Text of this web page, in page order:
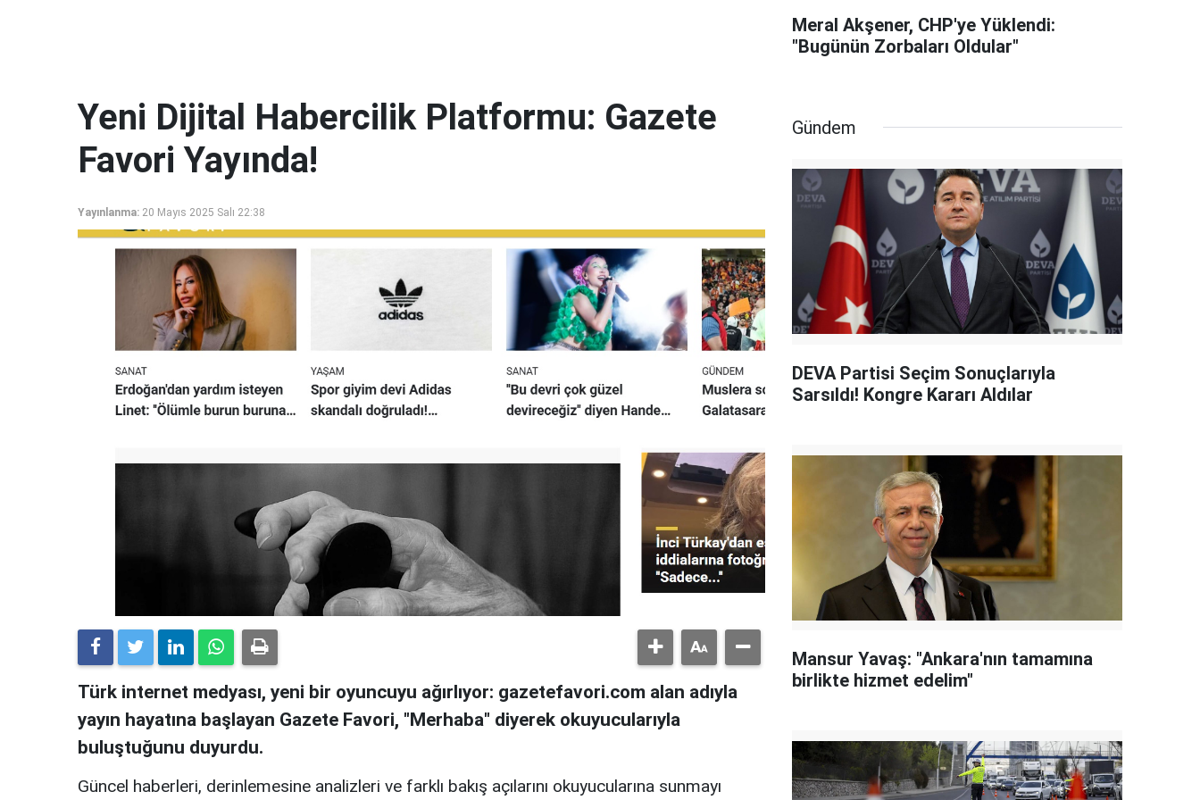
Meral Akşener, CHP'ye Yüklendi:
"Bugünün Zorbaları Oldular"
Yeni Dijital Habercilik Platformu: Gazete
Favori Yayında!
Yayınlanma: 20 Mayıs 2025 Salı 22:38
Türk internet medyası, yeni bir oyuncuyu ağırlıyor: gazetefavori.com alan adıyla
yayın hayatına başlayan Gazete Favori, "Merhaba" diyerek okuyucularıyla
buluştuğunu duyurdu.
Güncel haberleri, derinlemesine analizleri ve farklı bakış açılarını okuyucularına sunmayı
Gündem
DEVA Partisi Seçim Sonuçlarıyla
Sarsıldı! Kongre Kararı Aldılar
Mansur Yavaş: "Ankara'nın tamamına
birlikte hizmet edelim"